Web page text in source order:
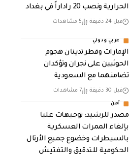
الحرارية ونصب 20 راداراً في بغداد
قبل 24 دقيقة 5 مشاهدات
عربي ودولي
الإمارات وقطر تدينان هجوم
الحوثيين على نجران وتؤكدان
تضامنهما مع السعودية
قبل 30 دقيقة 7 مشاهدات
أمن
مصدر للرشيد: توجيهات عليا
بإلغاء الممرات العسكرية
بالسيطرات وخضوع جميع الأرتال
الحكومية للتدقيق والتفتيش